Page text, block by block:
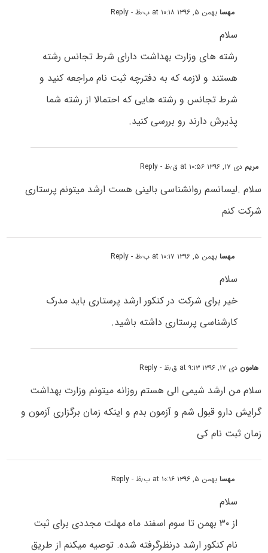
مهسابهمن ۵, ۱۳۹۶ at ۱۰:۱۸ ب٫ظ - Reply
سلام
رشته های وزارت بهداشت دارای شرط تجانس رشته
هستند و لازمه که به دفترچه ثبت نام مراجعه کنید و
شرط تجانس و رشته هایی که احتمالا از رشته شما
پذیرش دارند رو بررسی کنید.
مریم دی ۱۷, ۱۳۹۶ at ۱۰:۵۶ ق٫ظ - Reply
سلام .لیسانسم روانشناسی بالینی هست ارشد میتونم پرستاری
شرکت کنم
مهسابهمن ۵, ۱۳۹۶ at ۱۰:۱۷ ب٫ظ - Reply
سلام
خیر برای شرکت در کنکور ارشد پرستاری باید مدرک
کارشناسی پرستاری داشته باشید.
هامون دی ۱۷, ۱۳۹۶ at ۹:۱۳ ق٫ظ - Reply
سلام من ارشد شیمی الی هستم روزانه میتونم وزارت بهداشت
گرایش دارو قبول شم و آزمون بدم و اینکه زمان برگزاری آزمون و
زمان ثبت نام کی
مهسابهمن ۵, ۱۳۹۶ at ۱۰:۱۶ ب٫ظ - Reply
سلام
از ۳۰ بهمن تا سوم اسفند ماه مهلت مجددی برای ثبت
نام کنکور ارشد درنظرگرفته شده. توصیه میکنم از طریق